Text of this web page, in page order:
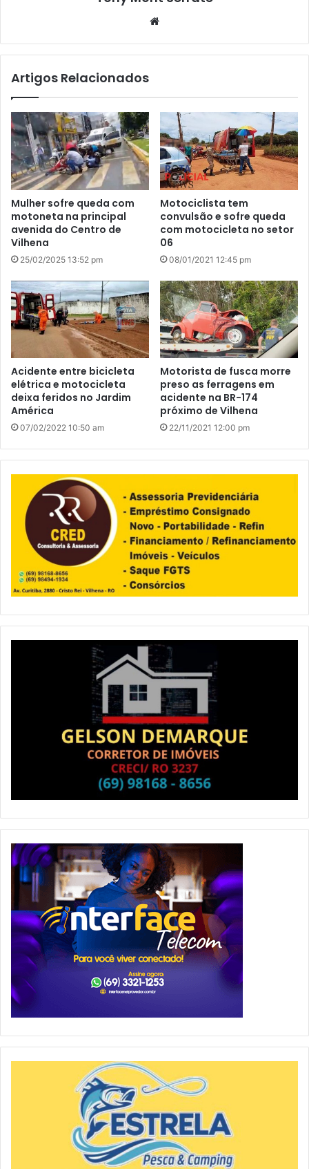
te
Artigos Relacionados
Mulher sofre queda com
motoneta na principal
avenida do Centro de
Vilhena
25/02/2025 13:52 pm
Motociclista tem
convulsão e sofre queda
com motocicleta no setor
06
08/01/2021 12:45 pm
Acidente entre bicicleta
elétrica e motocicleta
deixa feridos no Jardim
América
07/02/2022 10:50 am
Motorista de fusca morre
preso as ferragens em
acidente na BR-174
próximo de Vilhena
22/11/2021 12:00 pm